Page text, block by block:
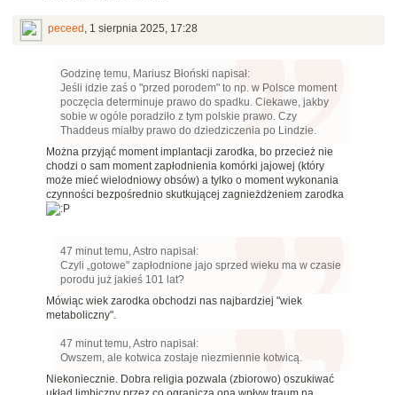
peceed , 1 sierpnia 2025, 17:28
Godzinę temu, Mariusz Błoński napisał:
Jeśli idzie zaś o "przed porodem" to np. w Polsce moment
poczęcia determinuje prawo do spadku. Ciekawe, jakby
sobie w ogóle poradziło z tym polskie prawo. Czy
Thaddeus miałby prawo do dziedziczenia po Lindzie.
Można przyjąć moment implantacji zarodka, bo przecież nie
chodzi o sam moment zapłodnienia komórki jajowej (który
może mieć wielodniowy obsów) a tylko o moment wykonania
czynności bezpośrednio skutkującej zagnieżdżeniem zarodka
47 minut temu, Astro napisał:
Czyli „gotowe" zapłodnione jajo sprzed wieku ma w czasie
porodu już jakieś 101 lat?
Mówiąc wiek zarodka obchodzi nas najbardziej "wiek
metaboliczny".
47 minut temu, Astro napisał:
Owszem, ale kotwica zostaje niezmiennie kotwicą.
Niekoniecznie. Dobra religia pozwala (zbiorowo) oszukiwać